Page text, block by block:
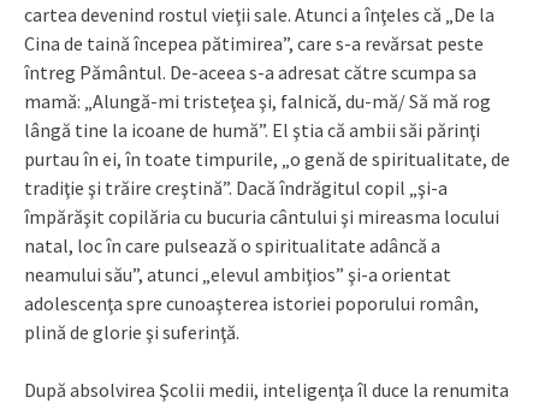
cartea devenind rostul vieţii sale. Atunci a înţeles că „De la
Cina de taină începea pătimirea”, care s-a revărsat peste
întreg Pământul. De-aceea s-a adresat către scumpa sa
mamă: „Alungă-mi tristeţea şi, falnică, du-mă/ Să mă rog
lângă tine la icoane de humă”. El ştia că ambii săi părinţi
purtau în ei, în toate timpurile, „o genă de spiritualitate, de
tradiţie şi trăire creştină”. Dacă îndrăgitul copil „şi-a
împărăşit copilăria cu bucuria cântului şi mireasma locului
natal, loc în care pulsează o spiritualitate adâncă a
neamului său”, atunci „elevul ambiţios” şi-a orientat
adolescenţa spre cunoaşterea istoriei poporului român,
plină de glorie şi suferinţă.
După absolvirea Şcolii medii, inteligenţa îl duce la renumita